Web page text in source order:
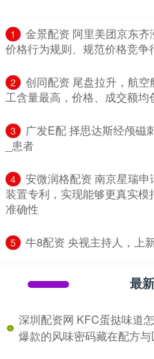
1
金景配资 阿里美团京东
价格行为规则、规范价格竞争
2
创同配资 尾盘拉升，航
工含量最高，价格、成交额均
3
广发E配 择思达斯经颅磁
_患者
4
安微润格配资 南京星瑞
装置专利，实现能够更真实
准确性
5 牛8配资 央视主持人，上
最
深圳配资网 KFC蛋挞味道
爆款的风味密码藏在配方与